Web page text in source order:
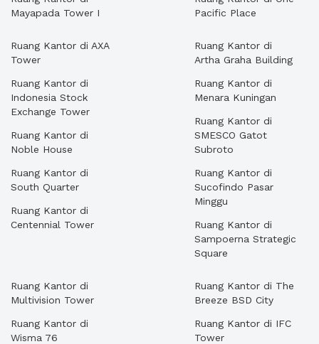
Mayapada Tower I
Pacific Place
Ruang Kantor di AXA
Tower
Ruang Kantor di
Indonesia Stock
Exchange Tower
Ruang Kantor di
Noble House
Ruang Kantor di
South Quarter
Ruang Kantor di
Centennial Tower
Ruang Kantor di
Artha Graha Building
Ruang Kantor di
Menara Kuningan
Ruang Kantor di
SMESCO Gatot
Subroto
Ruang Kantor di
Sucofindo Pasar
Minggu
Ruang Kantor di
Sampoerna Strategic
Square
Ruang Kantor di
Multivision Tower
Ruang Kantor di
Wisma 76
Ruang Kantor di The
Breeze BSD City
Ruang Kantor di IFC
Tower